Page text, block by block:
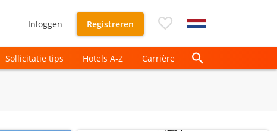
Inloggen Registreren
Sollicitatie tips Hotels A-Z Carrière